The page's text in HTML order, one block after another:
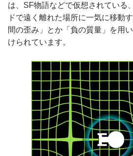
は、SF物語などで仮想されている
ドで遠く離れた場所に一気に移動
間の歪み」とか「負の質量」を用
けられています。